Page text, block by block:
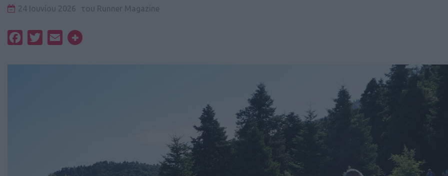
24 Ιουνίου 2026 του Runner Magazine
FacebookTwitterEmail